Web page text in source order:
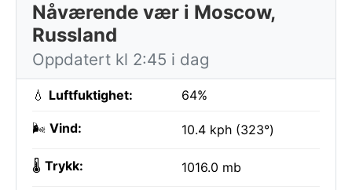
Nåværende vær i Moscow,
Russland
Oppdatert kl 2:45 i dag
💧 Luftfuktighet: 64%
🌬️ Vind: 10.4 kph (323°)
🌡️ Trykk: 1016.0 mb